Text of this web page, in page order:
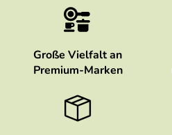
Große Vielfalt an
Premium-Marken